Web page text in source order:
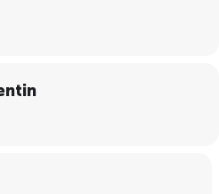
und wirksam
Vertriebsaktivitäten
aufsetzen könnt – und
ihr direkt loslegen könnt.